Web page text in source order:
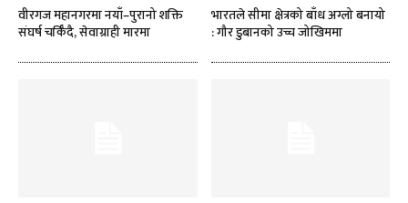
वीरगज महानगरमा नयाँ–पुरानो शक्ति
संघर्ष चर्किँदै, सेवाग्राही मारमा
भारतले सीमा क्षेत्रको बाँध अग्लो बनायो
: गौर डुबानको उच्च जोखिममा